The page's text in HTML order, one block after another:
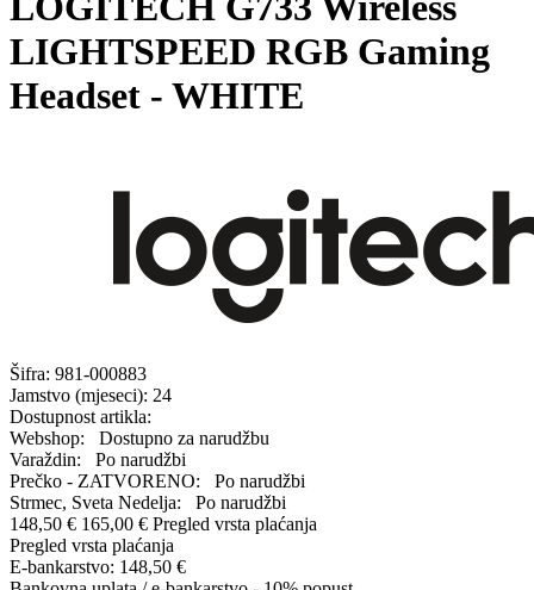
LIGHTSPEED RGB Gaming
Headset - WHITE
Šifra: 981-000883
Jamstvo (mjeseci): 24
Dostupnost artikla:
Webshop:
Dostupno za narudžbu
Varaždin:
Po narudžbi
Prečko - ZATVORENO:
Po narudžbi
Strmec, Sveta Nedelja:
Po narudžbi
148,50 € 165,00 € Pregled vrsta plaćanja
Pregled vrsta plaćanja
E-bankarstvo: 148,50 €